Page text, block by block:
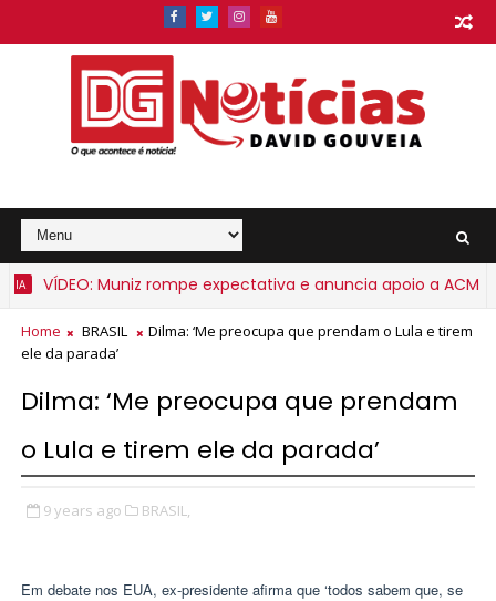
VÍDEO: Muniz rompe expectativa e anuncia apoio a ACM Neto
Home BRASIL
Dilma: ‘Me preocupa que prendam o Lula e tirem
ele da parada’
Dilma: ‘Me preocupa que prendam
o Lula e tirem ele da parada’
9 years ago BRASIL,
Em debate nos EUA, ex-presidente afirma que ‘todos sabem que, se